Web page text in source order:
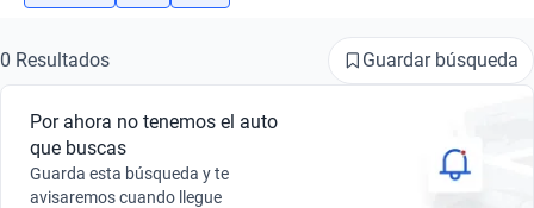
Busca por marca
Busca por modelo
Busca por versión
0 Resultados Guardar búsqueda
Por ahora no tenemos el auto
que buscas
Guarda esta búsqueda y te
avisaremos cuando llegue